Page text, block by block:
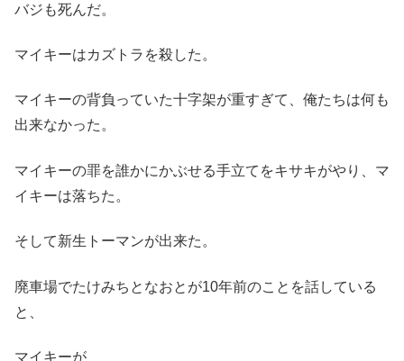
バジも死んだ。
マイキーはカズトラを殺した。
マイキーの背負っていた十字架が重すぎて、俺たちは何も
出来なかった。
マイキーの罪を誰かにかぶせる手立てをキサキがやり、マ
イキーは落ちた。
そして新生トーマンが出来た。
廃車場でたけみちとなおとが10年前のことを話している
と、
マイキーが